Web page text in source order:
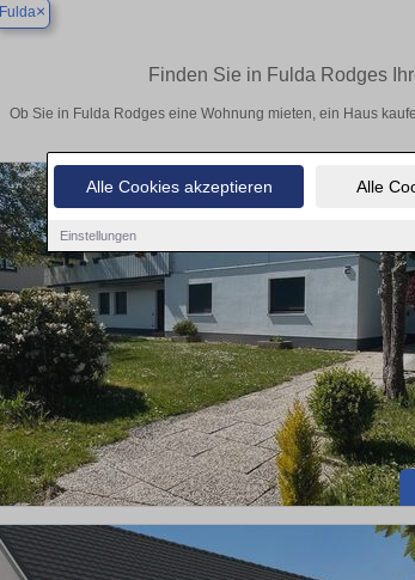
Alle Cookies akzeptieren Alle
Einstellungen
Fulda×
Finden Sie in Fulda Rodges
Ob Sie in Fulda Rodges eine Wohnung mieten, ein Haus